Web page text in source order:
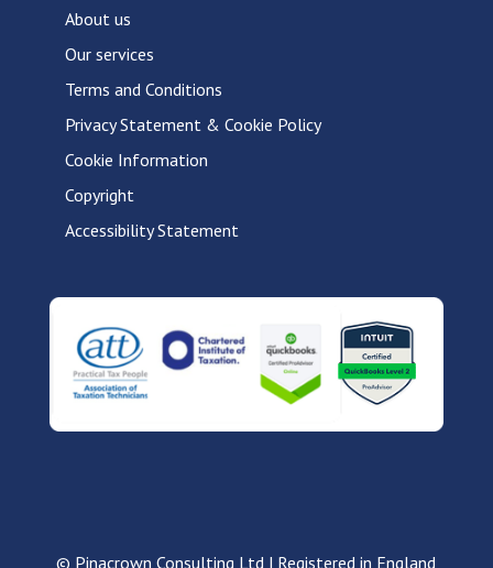
About us
Our services
Terms and Conditions
Privacy Statement & Cookie Policy
Cookie Information
Copyright
Accessibility Statement
© Pinacrown Consulting Ltd | Registered in England